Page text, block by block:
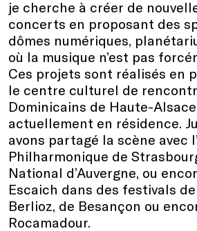
je cherche à créer de
concerts en proposant des
dômes numériques,
où la musique n’est pas
Ces projets sont réalisés en
le centre culturel de
Dominicains de Haute-
actuellement en résidence.
avons partagé la scène avec
Philharmonique de
National d’Auvergne, ou
Escaich dans des festivals
Berlioz, de Besançon ou
Rocamadour.